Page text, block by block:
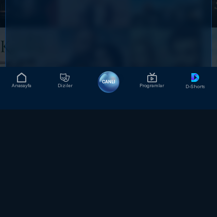
Anasayfa Diziler
CANLI
Programlar D-Shorts